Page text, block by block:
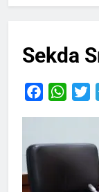
Sekda
Facebook